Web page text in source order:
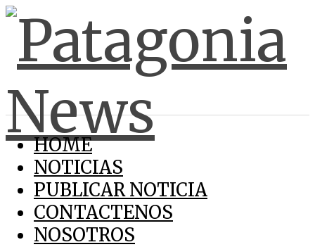
HOME
NOTICIAS
PUBLICAR NOTICIA
CONTACTENOS
NOSOTROS